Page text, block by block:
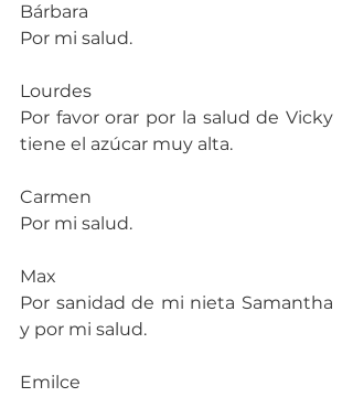
Bárbara
Por mi salud.
Lourdes
Por favor orar por la salud de Vicky
tiene el azúcar muy alta.
Carmen
Por mi salud.
Max
Por sanidad de mi nieta Samantha
y por mi salud.
Emilce